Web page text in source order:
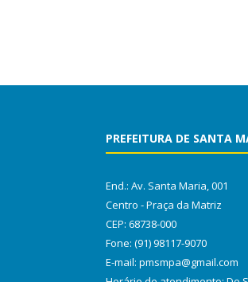
PREFEITURA DE SANTA
End.: Av. Santa Maria, 001
Centro - Praça da Matriz
CEP: 68738-000
Fone: (91) 98117-9070
E-mail: pmsmpa@gmail.com